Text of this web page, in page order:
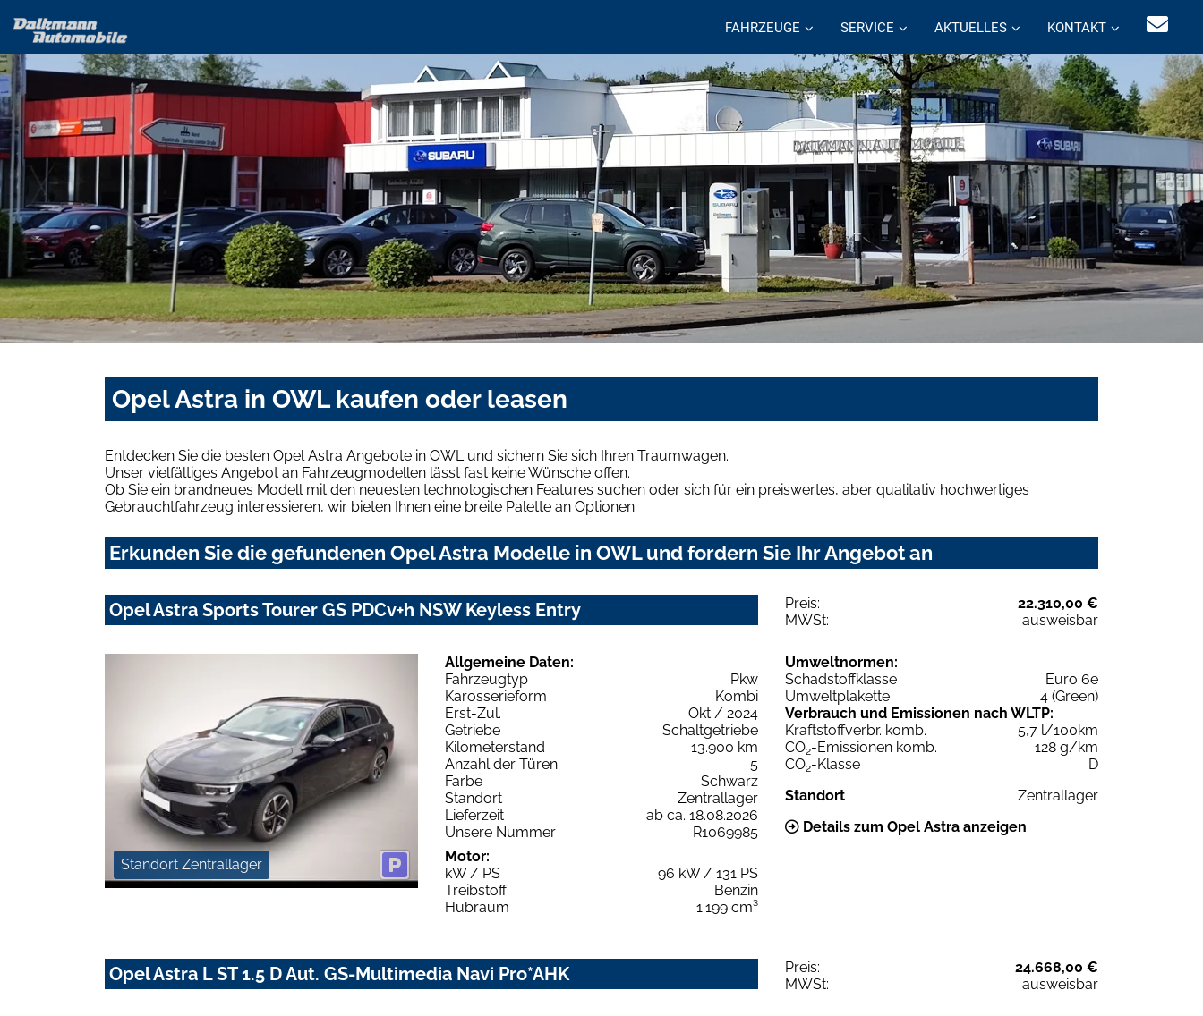
FAHRZEUGE SERVICE AKTUELLES KONTAKT
Opel Astra in OWL kaufen oder leasen
Entdecken Sie die besten Opel Astra Angebote in OWL und sichern Sie sich Ihren Traumwagen.
Unser vielfältiges Angebot an Fahrzeugmodellen lässt fast keine Wünsche offen.
Ob Sie ein brandneues Modell mit den neuesten technologischen Features suchen oder sich für ein preiswertes, aber qualitativ hochwertiges
Gebrauchtfahrzeug interessieren, wir bieten Ihnen eine breite Palette an Optionen.
Erkunden Sie die gefundenen Opel Astra Modelle in OWL und fordern Sie Ihr Angebot an
Opel Astra Sports Tourer GS PDCv+h NSW Keyless Entry Preis:
22.310,00 €
MWSt:
ausweisbar
Standort Zentrallager
Allgemeine Daten:
Fahrzeugtyp
Pkw
Karosserieform
Kombi
Erst-Zul.
Okt / 2024
Getriebe
Schaltgetriebe
Kilometerstand
13.900 km
Anzahl der Türen
5
Farbe
Schwarz
Standort
Zentrallager
Lieferzeit
ab ca. 18.08.2026
Unsere Nummer
R1069985
Motor:
kW / PS
96 kW / 131 PS
Treibstoff
Benzin
Hubraum
1.199 cm³
Umweltnormen:
Schadstoffklasse
Euro 6e
Umweltplakette
4 (Green)
Verbrauch und Emissionen nach WLTP:
Kraftstoffverbr. komb.
5,7 l/100km
CO2-Emissionen komb.
128 g/km
CO2-Klasse
D
Standort
Zentrallager
Details zum Opel Astra anzeigen
Opel Astra L ST 1.5 D Aut. GS-Multimedia Navi Pro*AHK Preis:
24.668,00 €
MWSt:
ausweisbar